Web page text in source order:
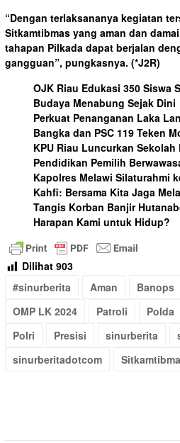
“Dengan terlaksananya kegiatan
Sitkamtibmas yang aman dan
tahapan Pilkada dapat berjalan
gangguan”, pungkasnya. (*J2R)
OJK Riau Edukasi 350 Siswa
Budaya Menabung Sejak Dini
Perkuat Penanganan Laka
Bangka dan PSC 119 Teken
KPU Riau Luncurkan
Pendidikan Pemilih
Kapolres Melawi Silaturahmi
Kahfi: Bersama Kita Jaga
Tangis Korban Banjir
Harapan Kami untuk Hidup?
Dilihat 903
#sinurberita
Aman Banops
OMP LK 2024
Patroli Polda
Polri
Presisi sinurberita
sinurberitadotcom